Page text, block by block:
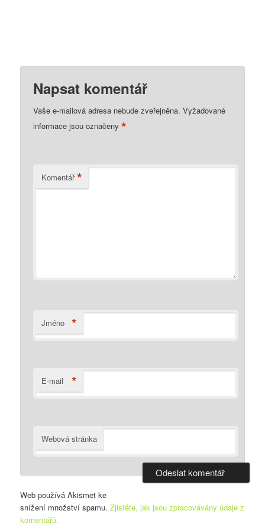
Napsat komentář
Vaše e-mailová adresa nebude zveřejněna. Vyžadované
informace jsou označeny*
Komentář *
Jméno *
E-mail *
Webová stránka
Web používá Akismet ke
snížení množství spamu.Zjistěte, jak jsou zpracovávány údaje z
komentářů.